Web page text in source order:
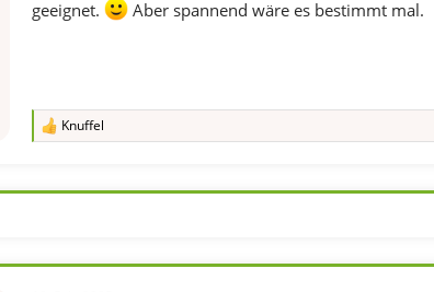
geeignet.
Aber spannend wäre es bestimmt mal.
R
e
Knuffel